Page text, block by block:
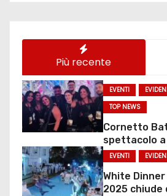
Più recente
EVENTI
TOP NEWS
Cornetto
spettacolo
EVENTI
White
2025 chiude